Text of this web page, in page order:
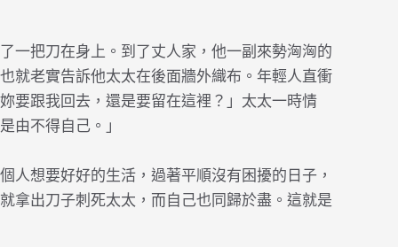
一把刀在身上。到了丈人家，他一副來勢洶洶的
就老實告訴他太太在後面牆外織布。年輕人直衝
要跟我回去，還是要留在這裡？」太太一時情
由不得自己。」
人想要好好的生活，過著平順沒有困擾的日子，
拿出刀子刺死太太，而自己也同歸於盡。這就是